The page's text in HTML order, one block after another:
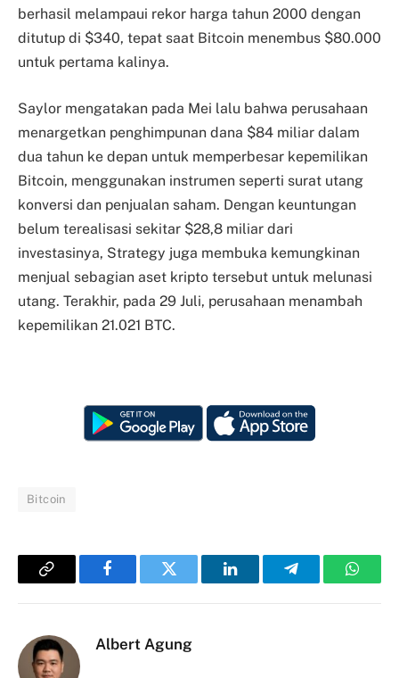
berhasil melampaui rekor harga tahun 2000 dengan
ditutup di $340, tepat saat Bitcoin menembus $80.000
untuk pertama kalinya.
Saylor mengatakan pada Mei lalu bahwa perusahaan
menargetkan penghimpunan dana $84 miliar dalam
dua tahun ke depan untuk memperbesar kepemilikan
Bitcoin, menggunakan instrumen seperti surat utang
konversi dan penjualan saham. Dengan keuntungan
belum terealisasi sekitar $28,8 miliar dari
investasinya, Strategy juga membuka kemungkinan
menjual sebagian aset kripto tersebut untuk melunasi
utang. Terakhir, pada 29 Juli, perusahaan menambah
kepemilikan 21.021 BTC.
Bitcoin
Copy
FacebookTwitter LinkedInTelegram
Albert Agung